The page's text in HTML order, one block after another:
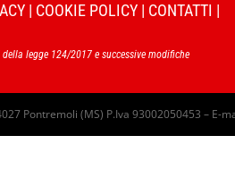
| COOKIE POLICY| CONTATTI |
legge 124/2017 e successive modifiche
Pontremoli (MS) P.Iva 93002050453 – E-